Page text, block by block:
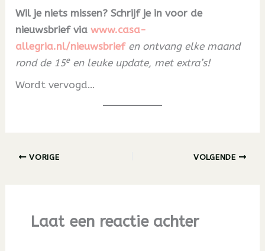
Wil je niets missen? Schrijf je in voor de
nieuwsbrief viawww.casa-
allegria.nl/nieuwsbrief en ontvang elke maand
rond de 15een leuke update, met extra’s!
Wordt vervogd…
VORIGE VOLGENDE
Laat een reactie achter